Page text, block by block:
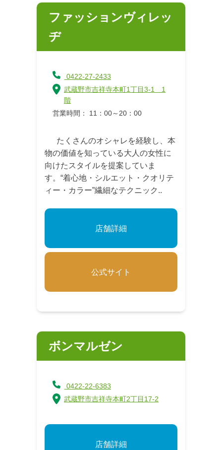
ファッションヴィレッ
ヂ
0422-27-2433
武蔵野市吉祥寺本町1丁目3-1 1
階
営業時間： 11：00～20：00
たくさんのオシャレを経験し、本
物の価値を知っている大人の女性に
向けたスタイルを提案していま
す。“着心地・シルエット・クオリテ
ィー・カラー”繊細なテクニック..
店舗詳細
公式サイト
ボンマルゼン
0422-22-6383
武蔵野市吉祥寺本町2丁目17-2
店舗詳細